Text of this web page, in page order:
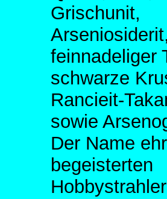
Grischunit,
feinnadeliger
schwarze
Rancieit-
sowie
Der Name
begeisterten